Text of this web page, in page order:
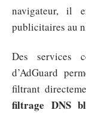
navigateur, il
publicitaires au
Des services
d’AdGuard
filtrant
filtrage DNS